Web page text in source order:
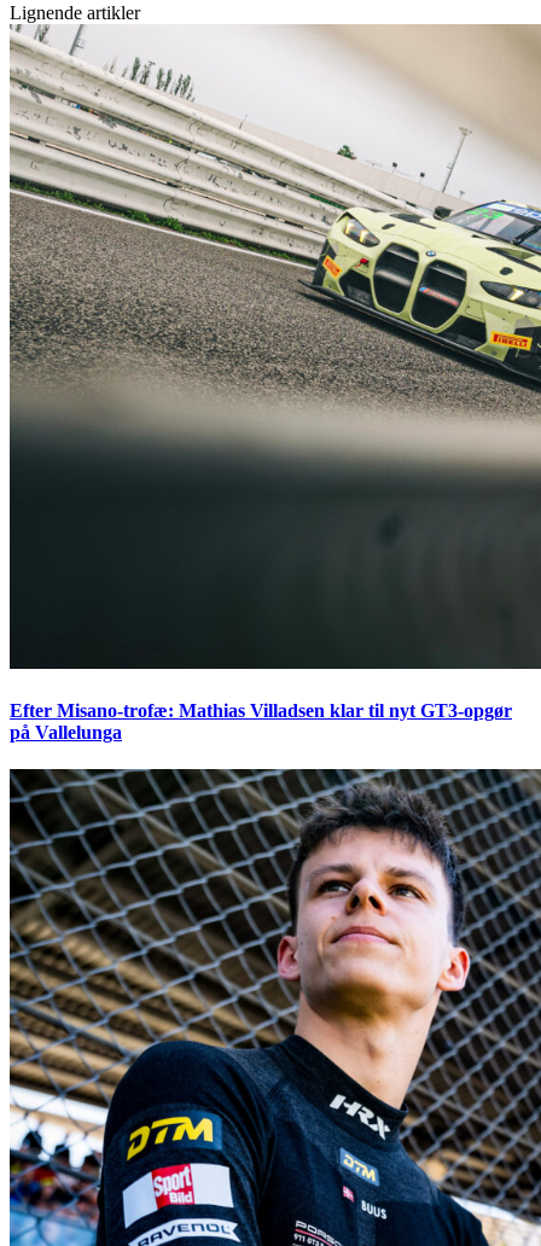
Lignende artikler
Efter Misano-trofæ: Mathias Villadsen klar til nyt GT3-opgør
på Vallelunga